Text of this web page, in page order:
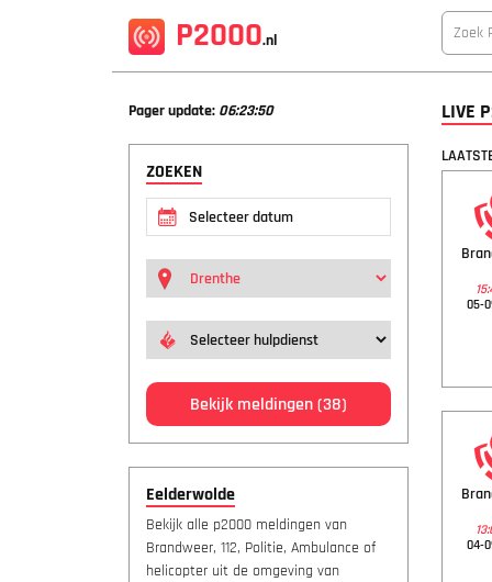
P2000.nl
Pager update: 06:23:51
ZOEKEN
Bekijk meldingen(38)
Eelderwolde
Bekijk alle p2000 meldingen van
Brandweer, 112, Politie, Ambulance of
helicopter uit de omgeving van
LIVE
05-
04-